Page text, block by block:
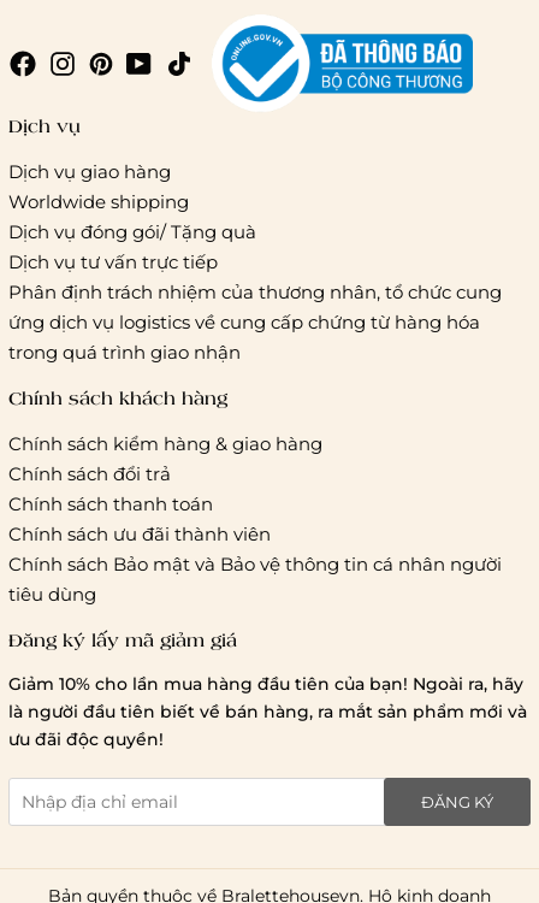
Giao hàng trong ngày (hoả tốc)
Giao hàng tiêu chuẩn:
Hồ Chí Minh:
Áp dụng theo bảng giá cước của ĐVVC
Vietelpost/ Giaohangtietkiem và 1 số đối tác vận chuyển
Hà Nội và các tỉnh thành khác:
Áp dụng theo bảng giá
cước của ĐVVC Vietelpost/ Giaohangtietkiem... và 1 số đối
tác vận chuyển khác
Thời gian giao hàng
Hồ Chí Minh:
Hà Nội và các tỉnh thành khá
Lưu ý chung về chính sách vận chuyển
1 triệu đồng
giao hàng trong ngày
giao hàng tiêu chuẩn
miễn phí ship
toàn quốc.
Dịch vụ
Dịch vụ giao hàng
Worldwide shipping
Dịch vụ đóng gói/ Tặng quà
Dịch vụ tư vấn trực tiếp
Phân định trách nhiệm của thương nhân, tổ chức cung
ứng dịch vụ logistics về cung cấp chứng từ hàng hóa
trong quá trình giao nhận
Chính sách khách hàng
Chính sách kiểm hàng & giao hàng
Chính sách đổi trả
Chính sách thanh toán
Chính sách ưu đãi thành viên
Chính sách Bảo mật và Bảo vệ thông tin cá nhân người
tiêu dùng
Đăng ký lấy mã giảm giá
Giảm 10% cho lần mua hàng đầu tiên của bạn! Ngoài ra, hãy
là người đầu tiên biết về bán hàng, ra mắt sản phẩm mới và
ưu đãi độc quyền!
ĐĂNG KÝ
Bản quyền thuộc về Bralettehousevn. Hộ kinh doanh